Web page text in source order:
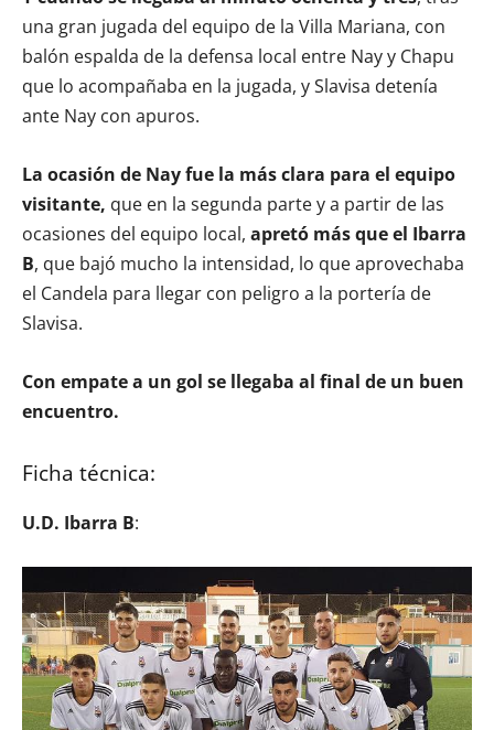
una gran jugada del equipo de la Villa Mariana, con
balón espalda de la defensa local entre Nay y Chapu
que lo acompañaba en la jugada, y Slavisa detenía
ante Nay con apuros.
La ocasión de Nay fue la más clara para el equipo
visitante, que en la segunda parte y a partir de las
ocasiones del equipo local, apretó más que el Ibarra
B, que bajó mucho la intensidad, lo que aprovechaba
el Candela para llegar con peligro a la portería de
Slavisa.
Con empate a un gol se llegaba al final de un buen
encuentro.
Ficha técnica:
U.D. Ibarra B: